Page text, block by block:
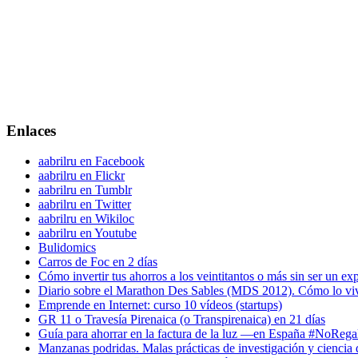
Enlaces
aabrilru en Facebook
aabrilru en Flickr
aabrilru en Tumblr
aabrilru en Twitter
aabrilru en Wikiloc
aabrilru en Youtube
Bulidomics
Carros de Foc en 2 días
Cómo invertir tus ahorros a los veintitantos o más sin ser un
Diario sobre el Marathon Des Sables (MDS 2012). Cómo lo
Emprende en Internet: curso 10 vídeos (startups)
GR 11 o Travesía Pirenaica (o Transpirenaica) en 21 días
Guía para ahorrar en la factura de la luz —en España
Manzanas podridas. Malas prácticas de investigación y ciencia